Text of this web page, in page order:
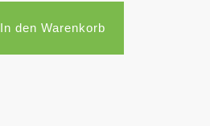
In den Warenkorb